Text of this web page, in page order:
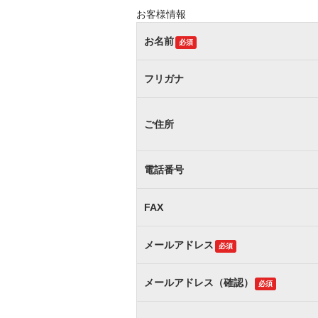
お客様情報
お名前 必須
フリガナ
ご住所
電話番号
FAX
メールアドレス 必須
メールアドレス（確認） 必須